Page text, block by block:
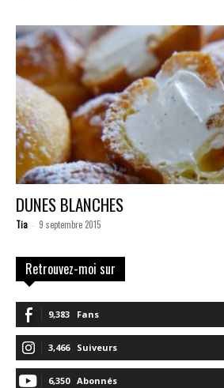
DUNES BLANCHES
Tia - 9 septembre 2015
Retrouvez-moi sur
9,383 Fans
3,466 Suiveurs
6,350 Abonnés